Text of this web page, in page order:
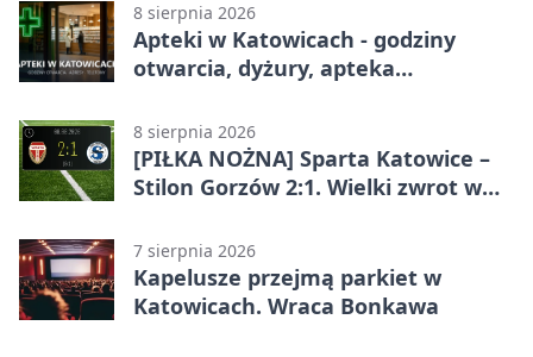
8 sierpnia 2026
Apteki w Katowicach - godziny
otwarcia, dyżury, apteka
8 sierpnia 2026
[PIŁKA NOŻNA] Sparta Katowice –
Stilon Gorzów 2:1. Wielki zwrot w
7 sierpnia 2026
Kapelusze przejmą parkiet w
Katowicach. Wraca Bonkawa